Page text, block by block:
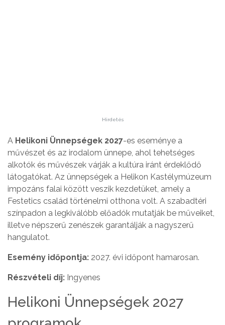
Hirdetés
A Helikoni Ünnepségek 2027-es eseménye a
művészet és az irodalom ünnepe, ahol tehetséges
alkotók és művészek várják a kultúra iránt érdeklődő
látogatókat. Az ünnepségek a Helikon Kastélymúzeum
impozáns falai között veszik kezdetüket, amely a
Festetics család történelmi otthona volt. A szabadtéri
színpadon a legkiválóbb előadók mutatják be műveiket,
illetve népszerű zenészek garantálják a nagyszerű
hangulatot.
Esemény időpontja: 2027. évi időpont hamarosan.
Részvételi díj: Ingyenes
Helikoni Ünnepségek 2027